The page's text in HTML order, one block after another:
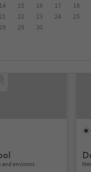
14
15 16 17 18
21
22 23 24 25
28
29 30
accommodatie
and environs